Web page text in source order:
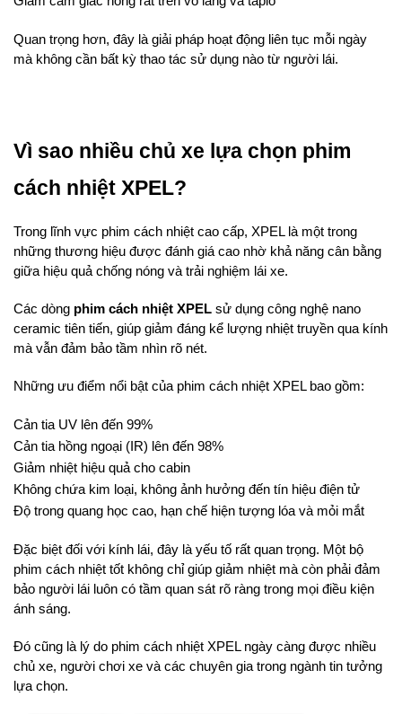
Quan trọng hơn, đây là giải pháp hoạt động liên tục mỗi ngày
mà không cần bất kỳ thao tác sử dụng nào từ người lái.
Vì sao nhiều chủ xe lựa chọn phim
cách nhiệt XPEL?
Trong lĩnh vực phim cách nhiệt cao cấp, XPEL là một trong
những thương hiệu được đánh giá cao nhờ khả năng cân bằng
giữa hiệu quả chống nóng và trải nghiệm lái xe.
Các dòng phim cách nhiệt XPEL sử dụng công nghệ nano
ceramic tiên tiến, giúp giảm đáng kể lượng nhiệt truyền qua kính
mà vẫn đảm bảo tầm nhìn rõ nét.
Những ưu điểm nổi bật của phim cách nhiệt XPEL bao gồm:
Cản tia UV lên đến 99%
Cản tia hồng ngoại (IR) lên đến 98%
Giảm nhiệt hiệu quả cho cabin
Không chứa kim loại, không ảnh hưởng đến tín hiệu điện tử
Độ trong quang học cao, hạn chế hiện tượng lóa và mỏi mắt
Đặc biệt đối với kính lái, đây là yếu tố rất quan trọng. Một bộ
phim cách nhiệt tốt không chỉ giúp giảm nhiệt mà còn phải đảm
bảo người lái luôn có tầm quan sát rõ ràng trong mọi điều kiện
ánh sáng.
Đó cũng là lý do phim cách nhiệt XPEL ngày càng được nhiều
chủ xe, người chơi xe và các chuyên gia trong ngành tin tưởng
lựa chọn.